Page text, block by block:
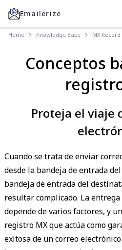
Emailerize
Home Knowledge Base MX
Conceptos
Proteja el viaje
Cuando se trata de enviar
desde la bandeja de entrada
bandeja de entrada del
resultar complicado. La
depende de varios factores, y
registro MX que actúa como
exitosa de un correo